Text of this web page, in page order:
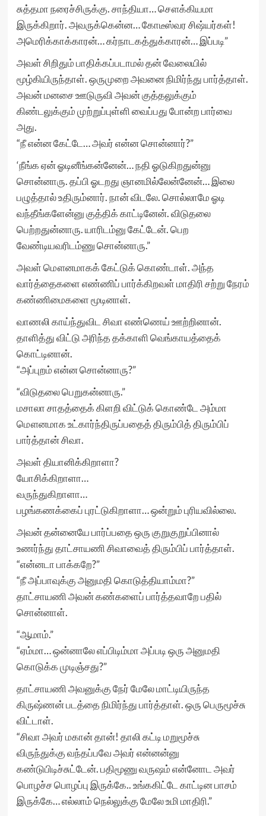
சுத்தமா நரைச்சிருக்கு. சாந்தியா… சௌக்கியமா
இருக்கிறார். அவருக்கென்ன… கோடீஸ்வர சிஷ்யர்கள்!
அமெரிக்காக்காரன்… கர்நாடகத்துக்காரன்… இப்படி”
அவள் சிறிதும் பாதிக்கப்படாமல் தன் வேலையில்
மூழ்கியிருந்தாள். ஒருமுறை அவனை நிமிர்ந்து பார்த்தாள்.
அவன் மனசை ஊடுருவி அவன் குத்தலுக்கும்
கிண்டலுக்கும் முற்றுப்புள்ளி வைப்பது போன்ற பார்வை
அது.
“நீ என்ன கேட்டே… அவர் என்ன சொன்னார்?”
‘நீங்க ஏன் ஓடினீங்கன்னேன்… நதி ஓடுகிறதுன்னு
சொன்னாரு. தப்பி ஓடறது ஞானமில்லேன்னேன்… இலை
பழுத்தால் உதிரும்னார். நான் விடலே. சொல்லாமே ஓடி
வந்தீங்களேன்னு குத்திக் காட்டினேன். விடுதலை
பெற்றதுன்னாரு. யாரிடம்னு கேட்டேன். பெற
வேண்டியவரிடம்ணு சொன்னாரு.”
அவள் மௌனமாகக் கேட்டுக் கொண்டாள். அந்த
வார்த்தைகளை எண்ணிப் பார்க்கிறவள் மாதிரி சற்று நேரம்
கண்ணிமைகளை மூடினாள்.
வாணலி காய்ந்துவிட சிவா எண்ணெய் ஊற்றினான்.
தாளித்து விட்டு அரிந்த தக்காளி வெங்காயத்தைக்
கொட்டினான்.
“அப்புறம் என்ன சொன்னாரு?”
“விடுதலை பெறுகன்னாரு.”
மசாலா சாதத்தைக் கிளறி விட்டுக் கொண்டே அம்மா
மௌனமாக உட்கார்ந்திருப்பதைத் திரும்பித் திரும்பிப்
பார்த்தான் சிவா.
அவள் தியானிக்கிறாளா?
யோசிக்கிறாளா…
வருந்துகிறாளா…
பழங்கணக்கைப் புரட்டுகிறாளா… ஒன்றும் புரியவில்லை.
அவன் தன்னையே பார்ப்பதை ஒரு குறுகுறுப்பினால்
உணர்ந்து தாட்சாயணி சிவாவைத் திரும்பிப் பார்த்தாள்.
“என்னடா பாக்கறே?”
“நீ அப்பாவுக்கு அனுமதி கொடுத்தியாம்மா?”
தாட்சாயணி அவன் கண்களைப் பார்த்தவாறே பதில்
சொன்னாள்.
“ஆமாம்.”
“ஏம்மா… ஒன்னாலே எப்பிடிம்மா அப்படி ஒரு அனுமதி
கொடுக்க முடிஞ்சது?”
தாட்சாயணி அவனுக்கு நேர் மேலே மாட்டியிருந்த
கிருஷ்ணன் படத்தை நிமிர்ந்து பார்த்தாள். ஒரு பெருமூச்சு
விட்டாள்.
“சிவா அவர் மகான் தான்! தாலி கட்டி மறுமூச்சு
விருந்துக்கு வந்தப்பவே அவர் என்னன்னு
கண்டுபிடிச்சுட்டேன். பதிமூணு வருஷம் என்னோட அவர்
பொழச்ச பொழப்பு இருக்கே.. உங்ககிட்டே காட்டின பாசம்
இருக்கே… எல்லாம் நெல்லுக்கு மேலே உமி மாதிரி.”